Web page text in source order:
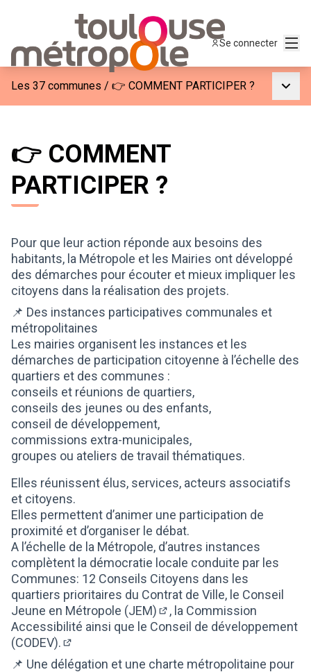
Se connecter
Les 37 communes / 👉 COMMENT PARTICIPER ?
👉 COMMENT
PARTICIPER ?
Pour que leur action réponde aux besoins des
habitants, la Métropole et les Mairies ont développé
des démarches pour écouter et mieux impliquer les
citoyens dans la réalisation des projets.
📌 Des instances participatives communales et
métropolitaines
Les mairies organisent les instances et les
démarches de participation citoyenne à l’échelle des
quartiers et des communes :
conseils et réunions de quartiers,
conseils des jeunes ou des enfants,
conseil de développement,
commissions extra-municipales,
groupes ou ateliers de travail thématiques.
Elles réunissent élus, services, acteurs associatifs
et citoyens.
Elles permettent d’animer une participation de
proximité et d’organiser le débat.
A l’échelle de la Métropole, d’autres instances
complètent la démocratie locale conduite par les
Communes: 12 Conseils Citoyens dans les
quartiers prioritaires du Contrat de Ville, le Conseil
Jeune en Métropole (JEM)
(Lien externe)
, la Commission
Accessibilité ainsi que le Conseil de développement
(CODEV).
📌 Une délégation et une charte métropolitaine pour